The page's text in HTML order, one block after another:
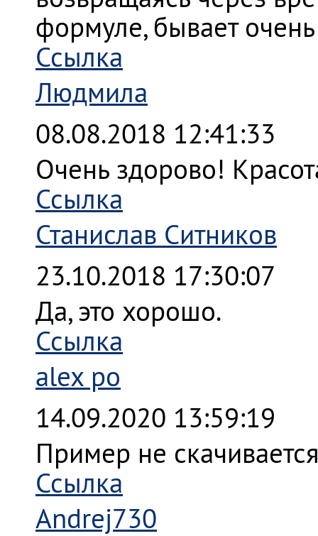
формуле, бывает
Ссылка
Людмила
08.08.2018 12:41:33
Очень здорово!
Ссылка
Станислав Ситников
23.10.2018 17:30:07
Да, это хорошо.
Ссылка
alex po
14.09.2020 13:59:19
Пример не
Ссылка
Andrej730